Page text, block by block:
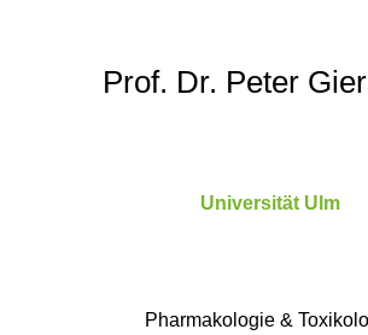
Prof. Dr. Peter
Universität Ulm
Pharmakologie &